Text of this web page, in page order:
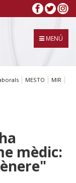
MENÚ
MESTO
MIR
mèdic: